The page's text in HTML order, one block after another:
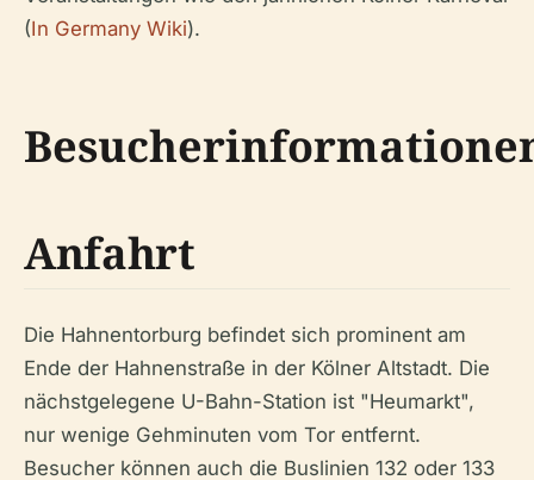
(In Germany Wiki).
Anfahrt
Die Hahnentorburg befindet sich prominent am
Ende der Hahnenstraße in der Kölner Altstadt. Die
nächstgelegene U-Bahn-Station ist "Heumarkt",
nur wenige Gehminuten vom Tor entfernt.
Besucher können auch die Buslinien 132 oder 133